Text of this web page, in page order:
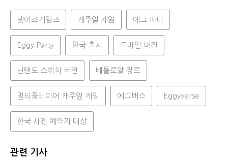
넷이즈게임즈 캐주얼 게임 에그 파티
Eggy Party 한국 출시 모바일 버전
닌텐도 스위치 버전 배틀로얄 장르
멀티플레이어 캐주얼 게임 에그버스 Eggyverse
한국 사전 예약자 대상
관련 기사